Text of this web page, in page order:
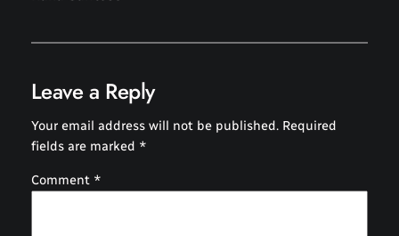
Leave a Reply
Your email address will not be published. Required
fields are marked *
Comment *